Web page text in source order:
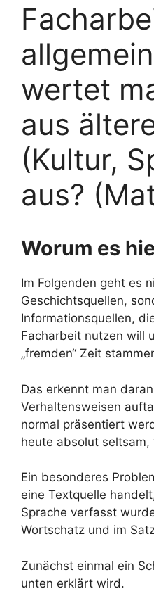
wertet
aus
(Kultur,
aus?
Worum es
Im Folgenden geht es
Geschichtsquellen,
Informationsquellen,
Facharbeit nutzen will
„fremden“ Zeit
Das erkennt man
Verhaltensweisen
normal präsentiert
heute absolut
Ein besonderes
eine Textquelle
Sprache verfasst
Wortschatz und im
Zunächst einmal ein
unten erklärt wird.